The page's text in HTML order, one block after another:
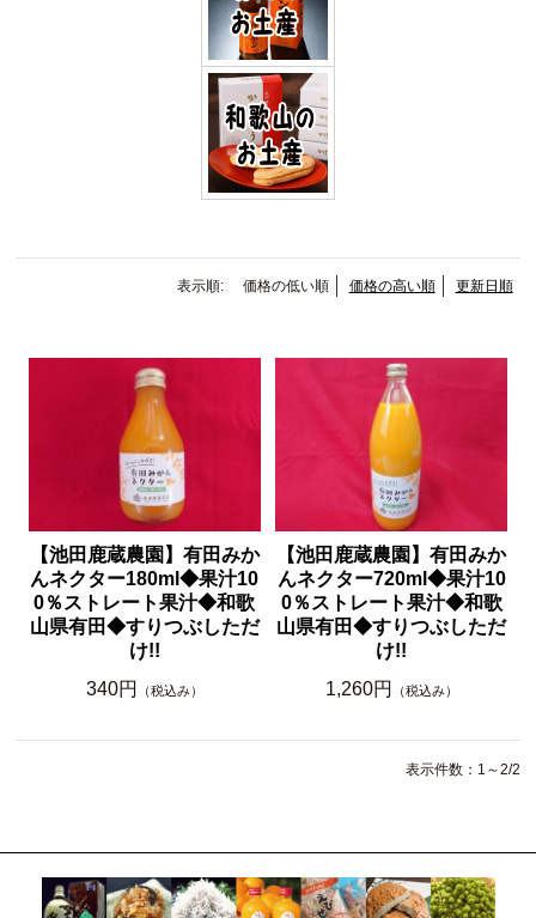
表示順: 価格の低い順 価格の高い順 更新日順
【池田鹿蔵農園】有田みか
んネクター180ml◆果汁10
0％ストレート果汁◆和歌
山県有田◆すりつぶしただ
け!!
340円
（税込み）
【池田鹿蔵農園】有田みか
んネクター720ml◆果汁10
0％ストレート果汁◆和歌
山県有田◆すりつぶしただ
け!!
1,260円
（税込み）
表示件数：1～2/2